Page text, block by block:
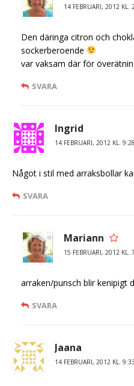
14 FEBRUARI, 2012 KL.
Den däringa citron och
sockerberoende
var vaksam där för
SVARA
Ingrid
14 FEBRUARI, 2012 KL.
Något i stil med arraksbollar
SVARA
Mariann
15 FEBRUARI, 2012 KL.
arraken/punsch blir kenipigt
SVARA
Jaana
14 FEBRUARI, 2012 KL.